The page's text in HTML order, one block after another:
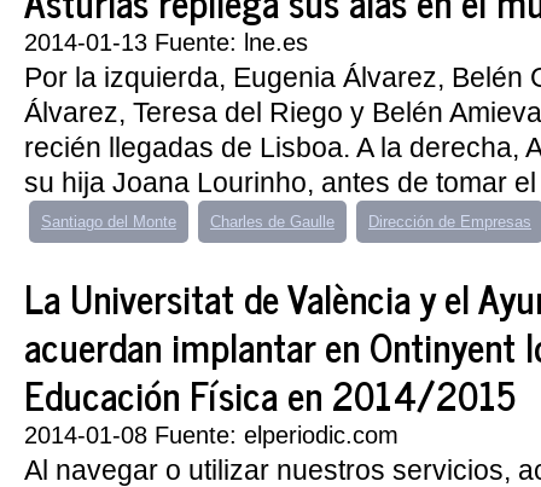
2014-01-13 Fuente: lne.es
Por la izquierda, Eugenia Álvarez, Belén
Álvarez, Teresa del Riego y Belén
recién llegadas de Lisboa. A la derecha,
su hija Joana Lourinho, antes de tomar
Santiago del Monte Charles de Gaulle Dirección de Empresas
La Universitat de València y el
acuerdan implantar en Ontinyent
Educación Física en 2014/2015
2014-01-08 Fuente: elperiodic.com
Al navegar o utilizar nuestros servicios,